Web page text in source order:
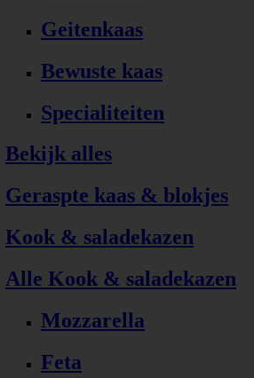
Geitenkaas
Bewuste kaas
Specialiteiten
Bekijk alles
Geraspte kaas & blokjes
Kook & saladekazen
Alle Kook & saladekazen
Mozzarella
Feta